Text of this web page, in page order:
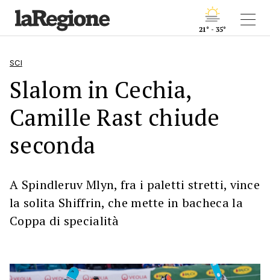
21° - 35°
SCI
Slalom in Cechia,
Camille Rast chiude
seconda
A Spindleruv Mlyn, fra i paletti stretti, vince
la solita Shiffrin, che mette in bacheca la
Coppa di specialità